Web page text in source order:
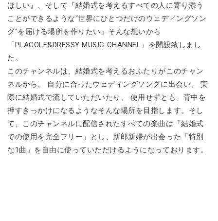
ほしい』、そして『結婚式を考えるすべての人に寄り添う
ことができるような“世界にひとつだけのウェディングソン
グ"を届ける場所を作りたい』そんな想いから
「PLACOLE&DRESSY MUSIC CHANNEL」を開設致しまし
た。
このチャンネルは、結婚式を考えるおふたりがこのチャン
ネルから、 自分に合ったウェディングソングに出会い、 実
際に結婚式で流していただいたり、 使用せずとも、背中を
押すきっかけになるようなそんな場所を目指します。そし
て、このチャンネルに配信されたすべての楽曲は「結婚式
での使用を完全フリー」とし、新郎新婦が出会った「特別
な1曲」を自由に使っていただけるようになっております。